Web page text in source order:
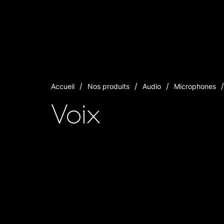
Accueil Nos produits Audio Microphones
Voix